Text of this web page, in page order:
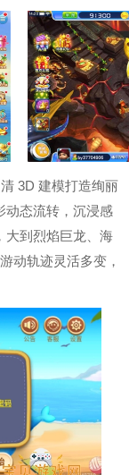
3D 建模打造绚丽
动态流转，沉浸感
大到烈焰巨龙、海
动轨迹灵活多变，